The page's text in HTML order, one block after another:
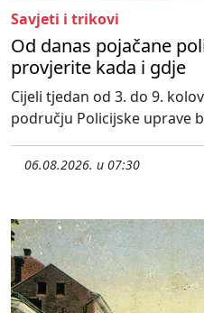
Savjeti i trikovi
Od danas pojačane
provjerite kada i gdje
Cijeli tjedan od 3. do 9.
području Policijske uprave
06.08.2026. u 07:30